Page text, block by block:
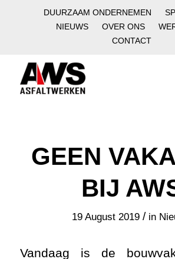
DUURZAAM ONDERNEMEN
NIEUWS
OVER ONS
CONTACT
GEEN
BIJ
19 August 2019 / in
Vandaag is de